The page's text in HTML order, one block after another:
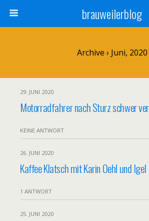
brauweilerblog
Archive › Juni, 2020
29. JUNI 2020
Motorradfahrer nach Sturz schwer
KEINE ANTWORT
26. JUNI 2020
Kaffee Klatsch mit Karin Oehl und Igel
1 ANTWORT
25. JUNI 2020